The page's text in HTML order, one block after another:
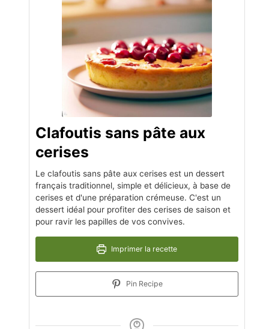
Clafoutis sans pâte aux
cerises
Le clafoutis sans pâte aux cerises est un dessert
français traditionnel, simple et délicieux, à base de
cerises et d'une préparation crémeuse. C'est un
dessert idéal pour profiter des cerises de saison et
pour ravir les papilles de vos convives.
Imprimer la recette
Pin Recipe